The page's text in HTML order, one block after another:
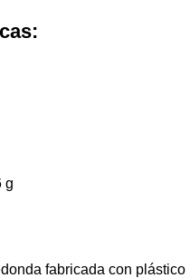
g
fabricada con plástico